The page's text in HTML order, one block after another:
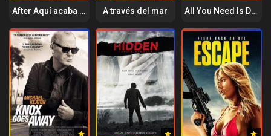
After Aquí acaba todo A través del mar All You Need Is Death